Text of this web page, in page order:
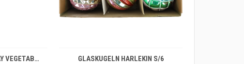
GLASKUGELN HARLEKIN S/6 LEUCHTER TWINKLE TREE S/2